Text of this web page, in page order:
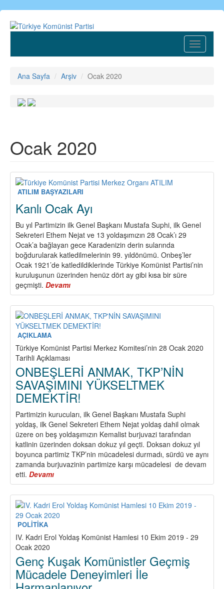
Ana
içeriğe
Toggle
Ana Sayfa Arşiv Ocak 2020
Ocak 2020
ATILIM BAŞYAZILARI
Kanlı Ocak Ayı
Bu yıl Partimizin ilk Genel Başkanı Mustafa Suphi, ilk Genel
Sekreteri Ethem Nejat ve 13 yoldaşımızın 28 Ocak’ı 29
Ocak’a bağlayan gece Karadenizin derin sularında
boğdurularak katledilmelerinin 99. yıldönümü. Onbeş’ler
Ocak 1921’de katledildiklerinde Türkiye Komünist Partisi’nin
kuruluşunun üzerinden henüz dört ay gibi kısa bir süre
geçmişti. Devamı
Kanlı
Ocak
Ayı
AÇIKLAMA
Türkiye Komünist Partisi Merkez Komitesi’nin 28 Ocak 2020
Tarihli Açıklaması
ONBEŞLERİ ANMAK, TKP’NİN
SAVAŞIMINI YÜKSELTMEK
DEMEKTİR!
Partimizin kurucuları, ilk Genel Başkanı Mustafa Suphi
yoldaş, ilk Genel Sekreteri Ethem Nejat yoldaş dahil olmak
üzere on beş yoldaşımızın Kemalist burjuvazi tarafından
katlinin üzerinden doksan dokuz yıl geçti. Doksan dokuz yıl
boyunca partimiz TKP’nin mücadelesi durmadı, sürdü ve aynı
zamanda burjuvazinin partimize karşı mücadelesi de devam
etti. Devamı
ONBEŞLERİ
ANMAK,
TKP’NİN
SAVAŞIMINI
DEMEKTİR!
POLİTİKA
IV. Kadri Erol Yoldaş Komünist Hamlesi 10 Ekim 2019 - 29
Ocak 2020
Genç Kuşak Komünistler Geçmiş
Mücadele Deneyimleri İle